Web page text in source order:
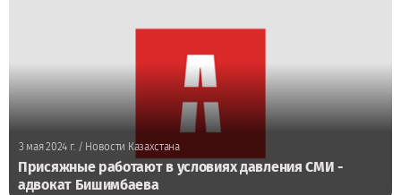
3 мая 2024 г. / Новости Казахстана
Присяжные работают в условиях давления СМИ -
адвокат Бишимбаева